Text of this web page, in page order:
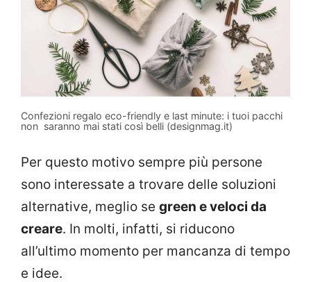
Confezioni regalo eco-friendly e last minute: i tuoi pacchi
non saranno mai stati così belli (designmag.it)
Per questo motivo sempre più persone
sono interessate a trovare delle soluzioni
alternative, meglio se green e veloci da
creare. In molti, infatti, si riducono
all’ultimo momento per mancanza di tempo
e idee.